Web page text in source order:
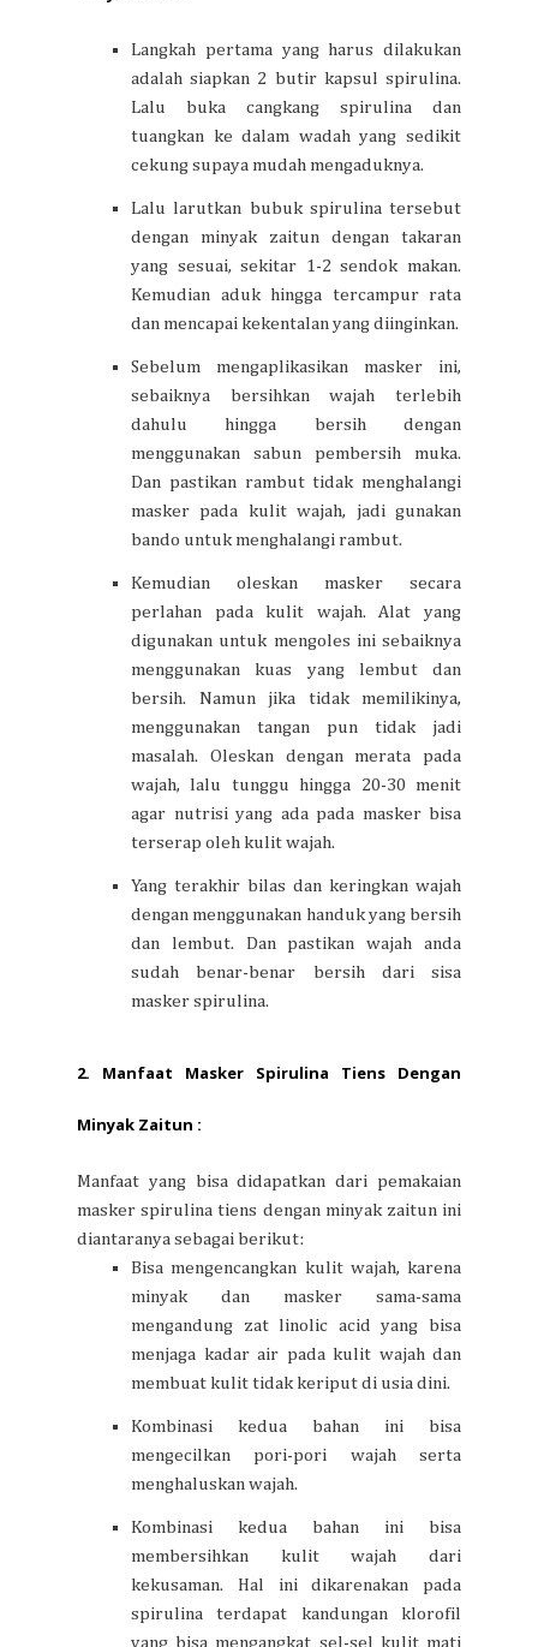
Langkah pertama yang harus dilakukan
adalah siapkan 2 butir kapsul spirulina.
Lalu buka cangkang spirulina dan
tuangkan ke dalam wadah yang sedikit
cekung supaya mudah mengaduknya.
Lalu larutkan bubuk spirulina tersebut
dengan minyak zaitun dengan takaran
yang sesuai, sekitar 1-2 sendok makan.
Kemudian aduk hingga tercampur rata
dan mencapai kekentalan yang diinginkan.
Sebelum mengaplikasikan masker ini,
sebaiknya bersihkan wajah terlebih
dahulu hingga bersih dengan
menggunakan sabun pembersih muka.
Dan pastikan rambut tidak menghalangi
masker pada kulit wajah, jadi gunakan
bando untuk menghalangi rambut.
Kemudian oleskan masker secara
perlahan pada kulit wajah. Alat yang
digunakan untuk mengoles ini sebaiknya
menggunakan kuas yang lembut dan
bersih. Namun jika tidak memilikinya,
menggunakan tangan pun tidak jadi
masalah. Oleskan dengan merata pada
wajah, lalu tunggu hingga 20-30 menit
agar nutrisi yang ada pada masker bisa
terserap oleh kulit wajah.
Yang terakhir bilas dan keringkan wajah
dengan menggunakan handuk yang bersih
dan lembut. Dan pastikan wajah anda
sudah benar-benar bersih dari sisa
masker spirulina.
2. Manfaat Masker Spirulina Tiens Dengan
Minyak Zaitun :
Manfaat yang bisa didapatkan dari pemakaian
masker spirulina tiens dengan minyak zaitun ini
diantaranya sebagai berikut:
Bisa mengencangkan kulit wajah, karena
minyak dan masker sama-sama
mengandung zat linolic acid yang bisa
menjaga kadar air pada kulit wajah dan
membuat kulit tidak keriput di usia dini.
Kombinasi kedua bahan ini bisa
mengecilkan pori-pori wajah serta
menghaluskan wajah.
Kombinasi kedua bahan ini bisa
membersihkan kulit wajah dari
kekusaman. Hal ini dikarenakan pada
spirulina terdapat kandungan klorofil
yang bisa mengangkat sel-sel kulit mati